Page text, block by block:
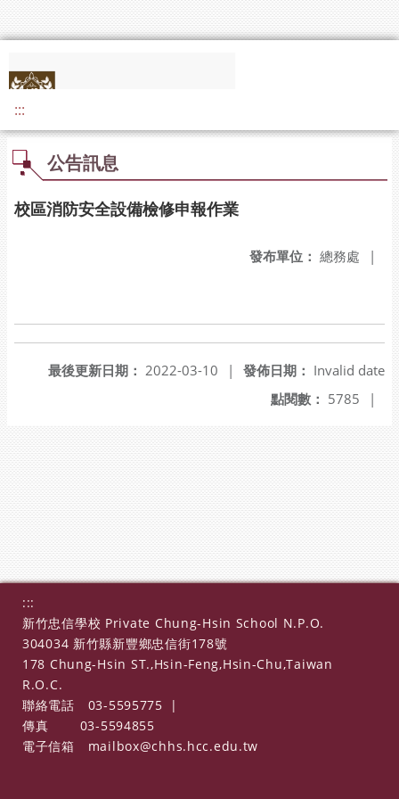
:::
公告訊息
校區消防安全設備檢修申報作業
發布單位： 總務處 |
發佈日期： Invalid date
最後更新日期： 2022-03-10
|
點閱數： 5785 |
:::
新竹忠信學校 Private Chung-Hsin School N.P.O.
304034 新竹縣新豐鄉忠信街178號
178 Chung-Hsin ST.,Hsin-Feng,Hsin-Chu,Taiwan
R.O.C.
聯絡電話
03-5595775
|
傳真
03-5594855
電子信箱
mailbox@chhs.hcc.edu.tw